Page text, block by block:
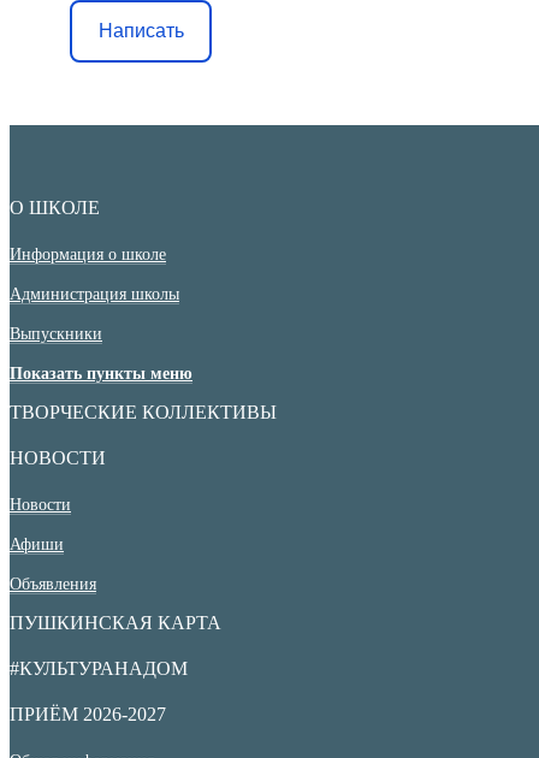
Написать
О ШКОЛЕ
Информация о школе
Администрация школы
Выпускники
Показать пункты меню
ТВОРЧЕСКИЕ КОЛЛЕКТИВЫ
НОВОСТИ
Новости
Афиши
Объявления
ПУШКИНСКАЯ КАРТА
#КУЛЬТУРАНАДОМ
ПРИЁМ 2026-2027